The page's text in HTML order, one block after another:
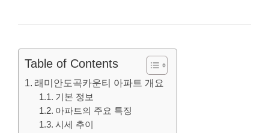
Table of Contents
래미안도곡카운티 아파트 개요
기본 정보
아파트의 주요 특징
시세 추이